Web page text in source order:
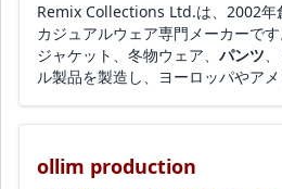
Remix Collections Ltd.は、2002年
カジュアルウェア専門メーカーです
ジャケット、冬物ウェア、 パンツ
ル製品を製造し、ヨーロッパやア
ollim production